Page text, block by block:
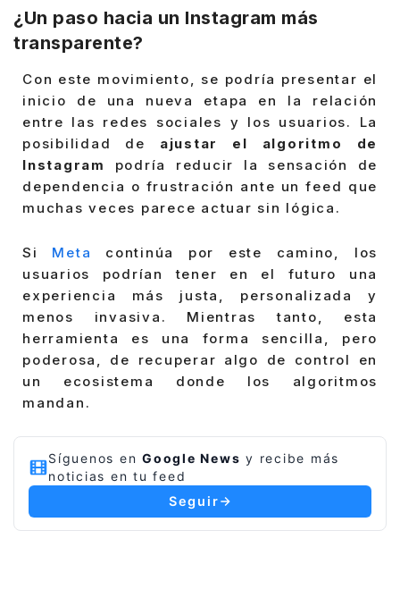
¿Un paso hacia un Instagram más
transparente?
Con este movimiento, se podría presentar el
inicio de una nueva etapa en la relación
entre las redes sociales y los usuarios. La
posibilidad de ajustar el algoritmo de
Instagram
podría reducir la sensación de
dependencia o frustración ante un feed que
muchas veces parece actuar sin lógica.
Si Meta
continúa por este camino, los
usuarios podrían tener en el futuro una
experiencia más justa, personalizada y
menos invasiva. Mientras tanto, esta
herramienta es una forma sencilla, pero
poderosa, de recuperar algo de control en
un ecosistema donde los algoritmos
mandan.
Síguenos en Google News y recibe más
noticias en tu feed
Seguir